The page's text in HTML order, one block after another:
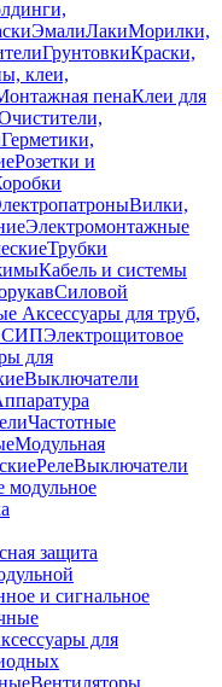
ЭмалиЛакиМорилки,
ГрунтовкиКраски,
клеи,
пенаКлеи для
Герметики,
Розетки и
Вилки,
Электромонтажные
Трубки
Кабель и системы
Силовой
Аксессуары для труб,
СИПЭлектрощитовое
для
Выключатели
Частотные
Модульная
РелеВыключатели
модульное
защита
и сигнальное
для
Вентиляторы